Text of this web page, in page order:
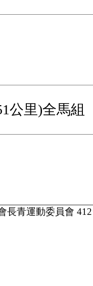
公里)全馬
長青運動委員會